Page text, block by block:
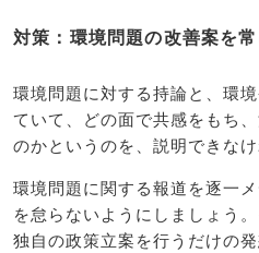
対策：環境問題の改善案を
環境問題に対する持論と、環
ていて、どの面で共感をもち
のかというのを、説明できなけ
環境問題に関する報道を逐一
を怠らないようにしましょう
独自の政策立案を行うだけの